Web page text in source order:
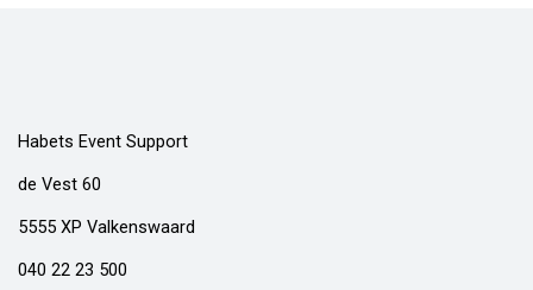
Habets Event Support
de Vest 60
5555 XP Valkenswaard
040 22 23 500